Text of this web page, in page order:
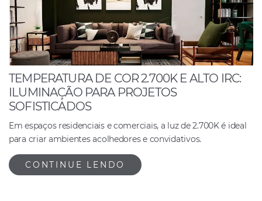
TEMPERATURA DE COR 2.700K E ALTO IRC:
ILUMINAÇÃO PARA PROJETOS
SOFISTICADOS
Em espaços residenciais e comerciais, a luz de 2.700K é ideal
para criar ambientes acolhedores e convidativos.
CONTINUE LENDO